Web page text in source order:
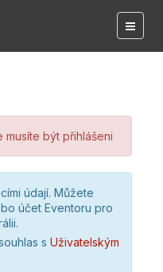
musíte být přihlášeni
údají. Můžete
účet Eventoru pro
s Uživatelským